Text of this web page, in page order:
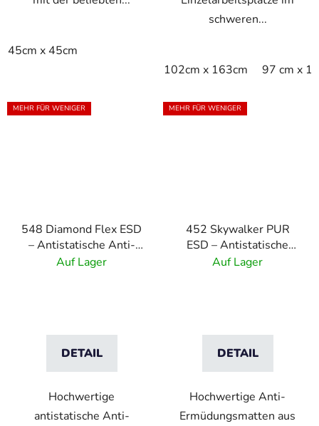
45cm x 45cm
schweren...
102cm x 163cm 97 cm x
MEHR FÜR WENIGER
548 Diamond Flex ESD
– Antistatische Anti-
Ermüdungsmatte mit
Auf Lager
DETAIL
Hochwertige
antistatische Anti-
MEHR FÜR WENIGER
452 Skywalker PUR
ESD – Antistatische
Polyurethanmatte mit
Auf Lager
DETAIL
Hochwertige Anti-
Ermüdungsmatten aus